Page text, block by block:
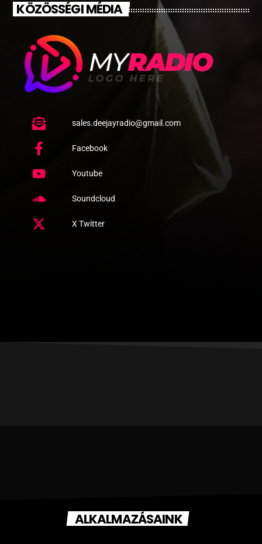
KÖZÖSSÉGI MÉDIA
sales.deejayradio@gmail.com
Facebook
Youtube
Soundcloud
X Twitter
ALKALMAZÁSAINK